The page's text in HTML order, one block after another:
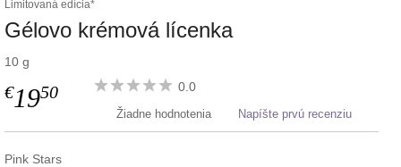
Limitovaná edícia*
Gélovo krémová lícenka
10 g
€1950 0.0
Žiadne hodnotenia Napíšte prvú recenziu
Pink Stars